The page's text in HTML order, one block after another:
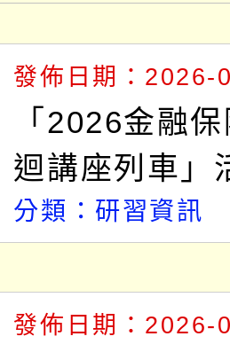
發佈日期：2026-
「2026金融
迴講座列車」
分類：研習資訊
發佈日期：2026-